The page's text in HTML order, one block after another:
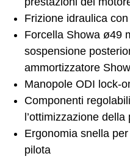
Frizione idraulica
Forcella Showa ø49
sospensione
ammortizzatore
Manopole ODI lock-
Componenti
l’ottimizzazione
Ergonomia snella
pilota